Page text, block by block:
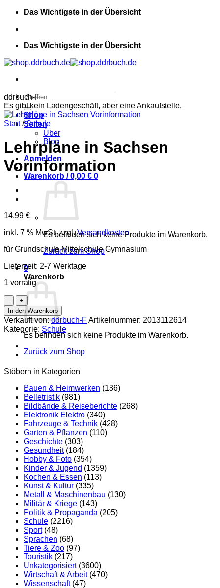
Zum
springen
Das Wichtigste in der Übersicht
Das Wichtigste in der Übersicht
Suchen
nach:
Shop
Seiten
Über
Blog
Anmelden
Warenkorb /0,00 € 0
Es befinden sich keine Produkte im Warenkorb.
Zurück zum Shop
0
Warenkorb
Es befinden sich keine Produkte im Warenkorb.
Zurück zum Shop
ddrbuch-F
Es gibt kein Ladengeschäft, aber eine Ankaufstelle.
Start / Schule
Lehrpläne in Sachsen
Vorinformation
14,99 €
inkl. 7 % MwSt. zzgl.Versandkosten
für Grundschule Mittelschule Gymnasium
Lieferzeit: 2-7 Werktage
1 vorrätig
Lehrpläne
in
Sachsen
Vorinformation
Menge
In den Warenkorb
Verkauft von:ddrbuch-FArtikelnummer: 2013112614
Kategorie: Schule
Stöbern in Kategorien
Bauen & Heimwerken (136)
Belletristik (981)
Bildbände & Reiseberichte (268)
Elektronik Elektro (340)
Fahrzeuge & Technik (428)
Garten & Pflanzen (110)
Geschichte (303)
Gesundheit (184)
Hobby & Foto (354)
Kinder & Jugend (1359)
Kochen & Essen (113)
Kunst & Kultur (335)
Metall & Maschinenbau (130)
Militär & Kriege (143)
Politik & Propaganda (205)
Schule (2216)
Sport (48)
Sprachen (68)
Tiere & Zoo (97)
Touristik (217)
Unkategorisiert (3600)
Wirtschaft & Arbeit (470)
Wissenschaft (47)